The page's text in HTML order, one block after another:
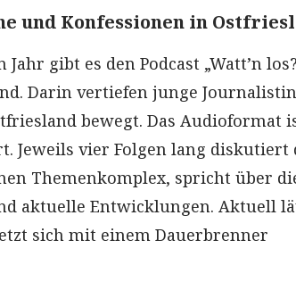
und Konfessionen in
gibt es den Podcast „Watt’n
Darin vertiefen junge
bewegt. Das Audioformat
Jeweils vier Folgen lang diskutiert
Themenkomplex, spricht über
aktuelle Entwicklungen. Aktuell
sich mit einem Dauerbrenner